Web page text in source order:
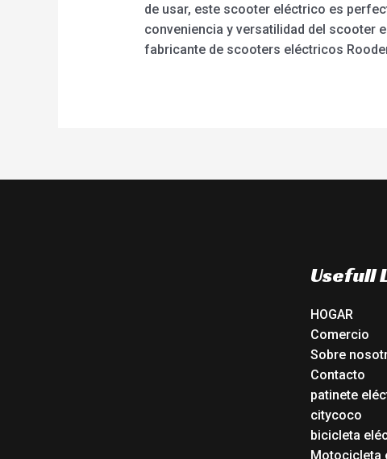
de usar, este scooter eléctrico es
conveniencia y versatilidad del scooter
fabricante de scooters eléctricos
Usefull
HOGAR
Comercio
Sobre
Contacto
patinete
citycoco
bicicleta
Motocicleta